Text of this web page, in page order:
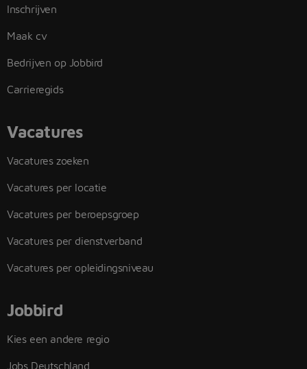
Inschrijven
Maak cv
Bedrijven op Jobbird
Carrieregids
Vacatures
Vacatures zoeken
Vacatures per locatie
Vacatures per beroepsgroep
Vacatures per dienstverband
Vacatures per opleidingsniveau
Jobbird
Kies een andere regio
Jobs Deutschland